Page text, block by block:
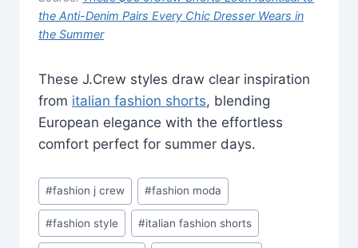
the Anti-Denim Pairs Every Chic Dresser Wears in
the Summer
These J.Crew styles draw clear inspiration
from italian fashion shorts, blending
European elegance with the effortless
comfort perfect for summer days.
Post
Tags:
#fashion j crew #fashion moda
#fashion style #italian fashion shorts